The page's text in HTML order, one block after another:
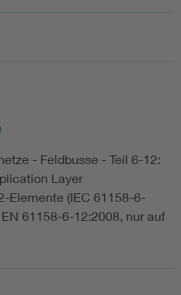
- Feldbusse - Teil 6-12:
Layer
Elemente (IEC 61158-6-
61158-6-12:2008, nur auf